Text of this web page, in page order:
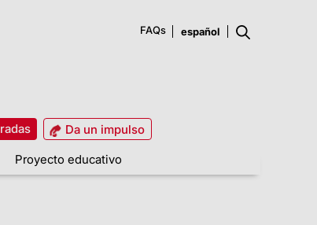
FAQs
Da un impulso
Proyecto educativo